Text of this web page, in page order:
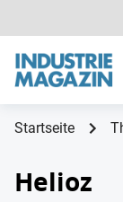
Startseite
Helioz